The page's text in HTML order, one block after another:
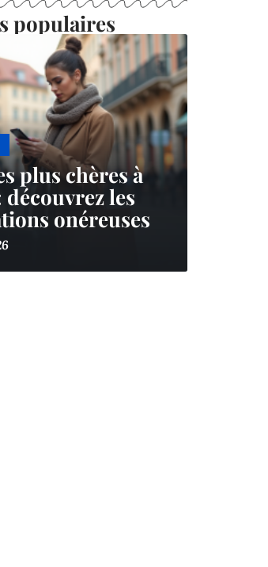
populaires
plus chères à
les
onéreuses